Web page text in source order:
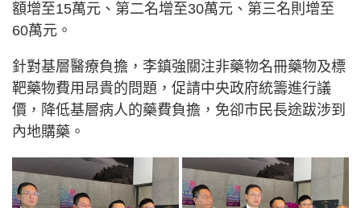
額增至15萬元、第二名增至30萬元、第三名則增至
60萬元。
針對基層醫療負擔，李鎮強關注非藥物名冊藥物及標
靶藥物費用昂貴的問題，促請中央政府統籌進行議
價，降低基層病人的藥費負擔，免卻市民長途跋涉到
內地購藥。